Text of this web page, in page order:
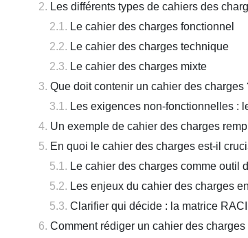
Les différents types de cahiers des
Le cahier des charges fonctionnel
Le cahier des charges technique
Le cahier des charges mixte
Que doit contenir un cahier des charges
Les exigences non-fonctionnelles :
Un exemple de cahier des charges
En quoi le cahier des charges est-il
Le cahier des charges comme outil
Les enjeux du cahier des charges
Clarifier qui décide : la matrice RACI
Comment rédiger un cahier des